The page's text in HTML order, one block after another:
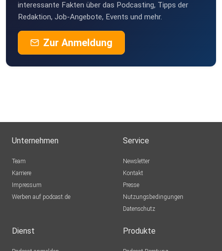
interessante Fakten über das Podcasting, Tipps der
Redaktion, Job-Angebote, Events und mehr.
Zur Anmeldung
Unternehmen
Team
Karriere
Impressum
Werben auf podcast.de
Service
Newsletter
Kontakt
Presse
Nutzungsbedingungen
Datenschutz
Dienst Produkte